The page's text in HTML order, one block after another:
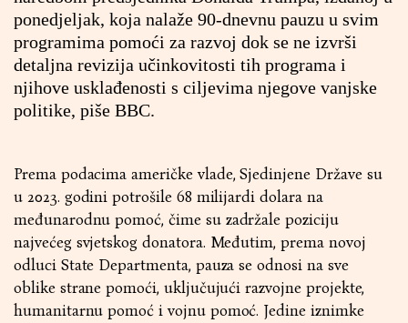
ponedjeljak, koja nalaže 90-dnevnu pauzu u svim
programima pomoći za razvoj dok se ne izvrši
detaljna revizija učinkovitosti tih programa i
njihove usklađenosti s ciljevima njegove vanjske
politike, piše BBC.
Prema podacima američke vlade, Sjedinjene Države su
u 2023. godini potrošile 68 milijardi dolara na
međunarodnu pomoć, čime su zadržale poziciju
najvećeg svjetskog donatora. Međutim, prema novoj
odluci State Departmenta, pauza se odnosi na sve
oblike strane pomoći, uključujući razvojne projekte,
humanitarnu pomoć i vojnu pomoć. Jedine iznimke